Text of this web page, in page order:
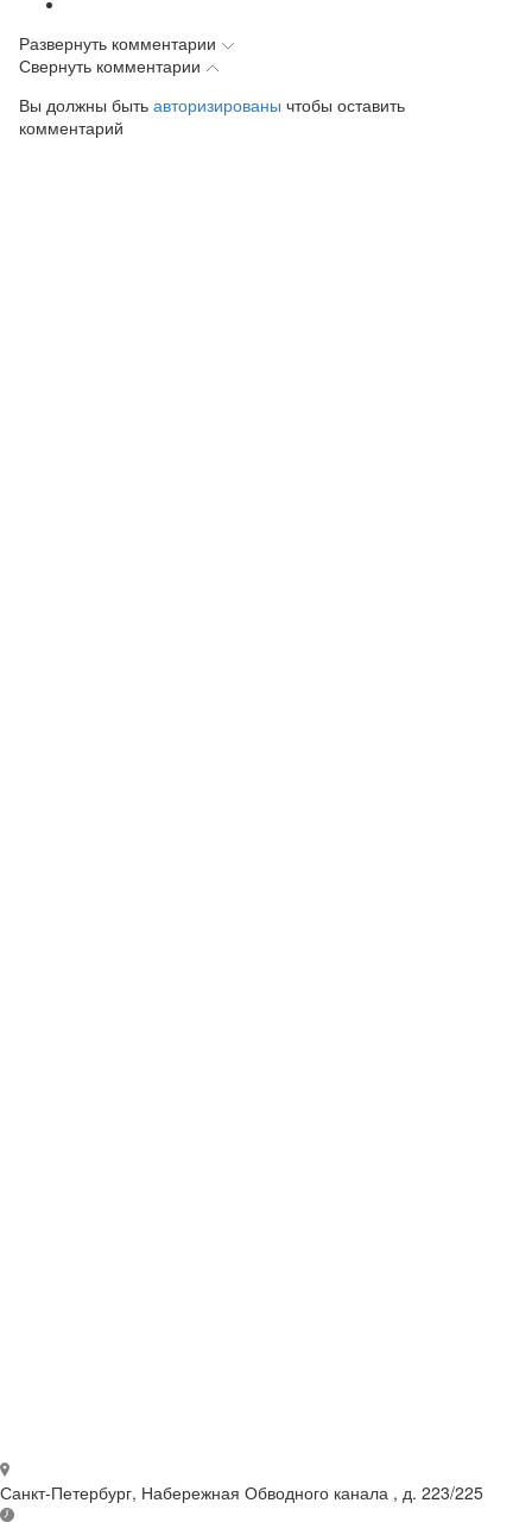
Развернуть комментарии
Свернуть комментарии
Вы должны быть авторизированы чтобы оставить
комментарий
Санкт-Петербург, Набережная Обводного канала , д. 223/225